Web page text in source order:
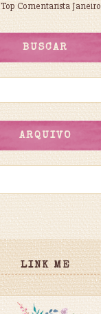
Top Comentarista Janeiro
BUSCAR
ARQUIVO
LINK ME